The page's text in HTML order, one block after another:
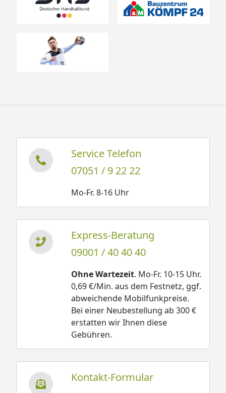
Service Telefon
07051 / 9 22 22
Mo-Fr. 8-16 Uhr
Express-Beratung
09001 / 40 40 40
Ohne Wartezeit. Mo-Fr. 10-15 Uhr.
0,69 €/Min. aus dem Festnetz, ggf.
abweichende Mobilfunkpreise.
Bei einer Neubestellung ab 300 €
erstatten wir Ihnen diese
Gebühren.
Kontakt-Formular